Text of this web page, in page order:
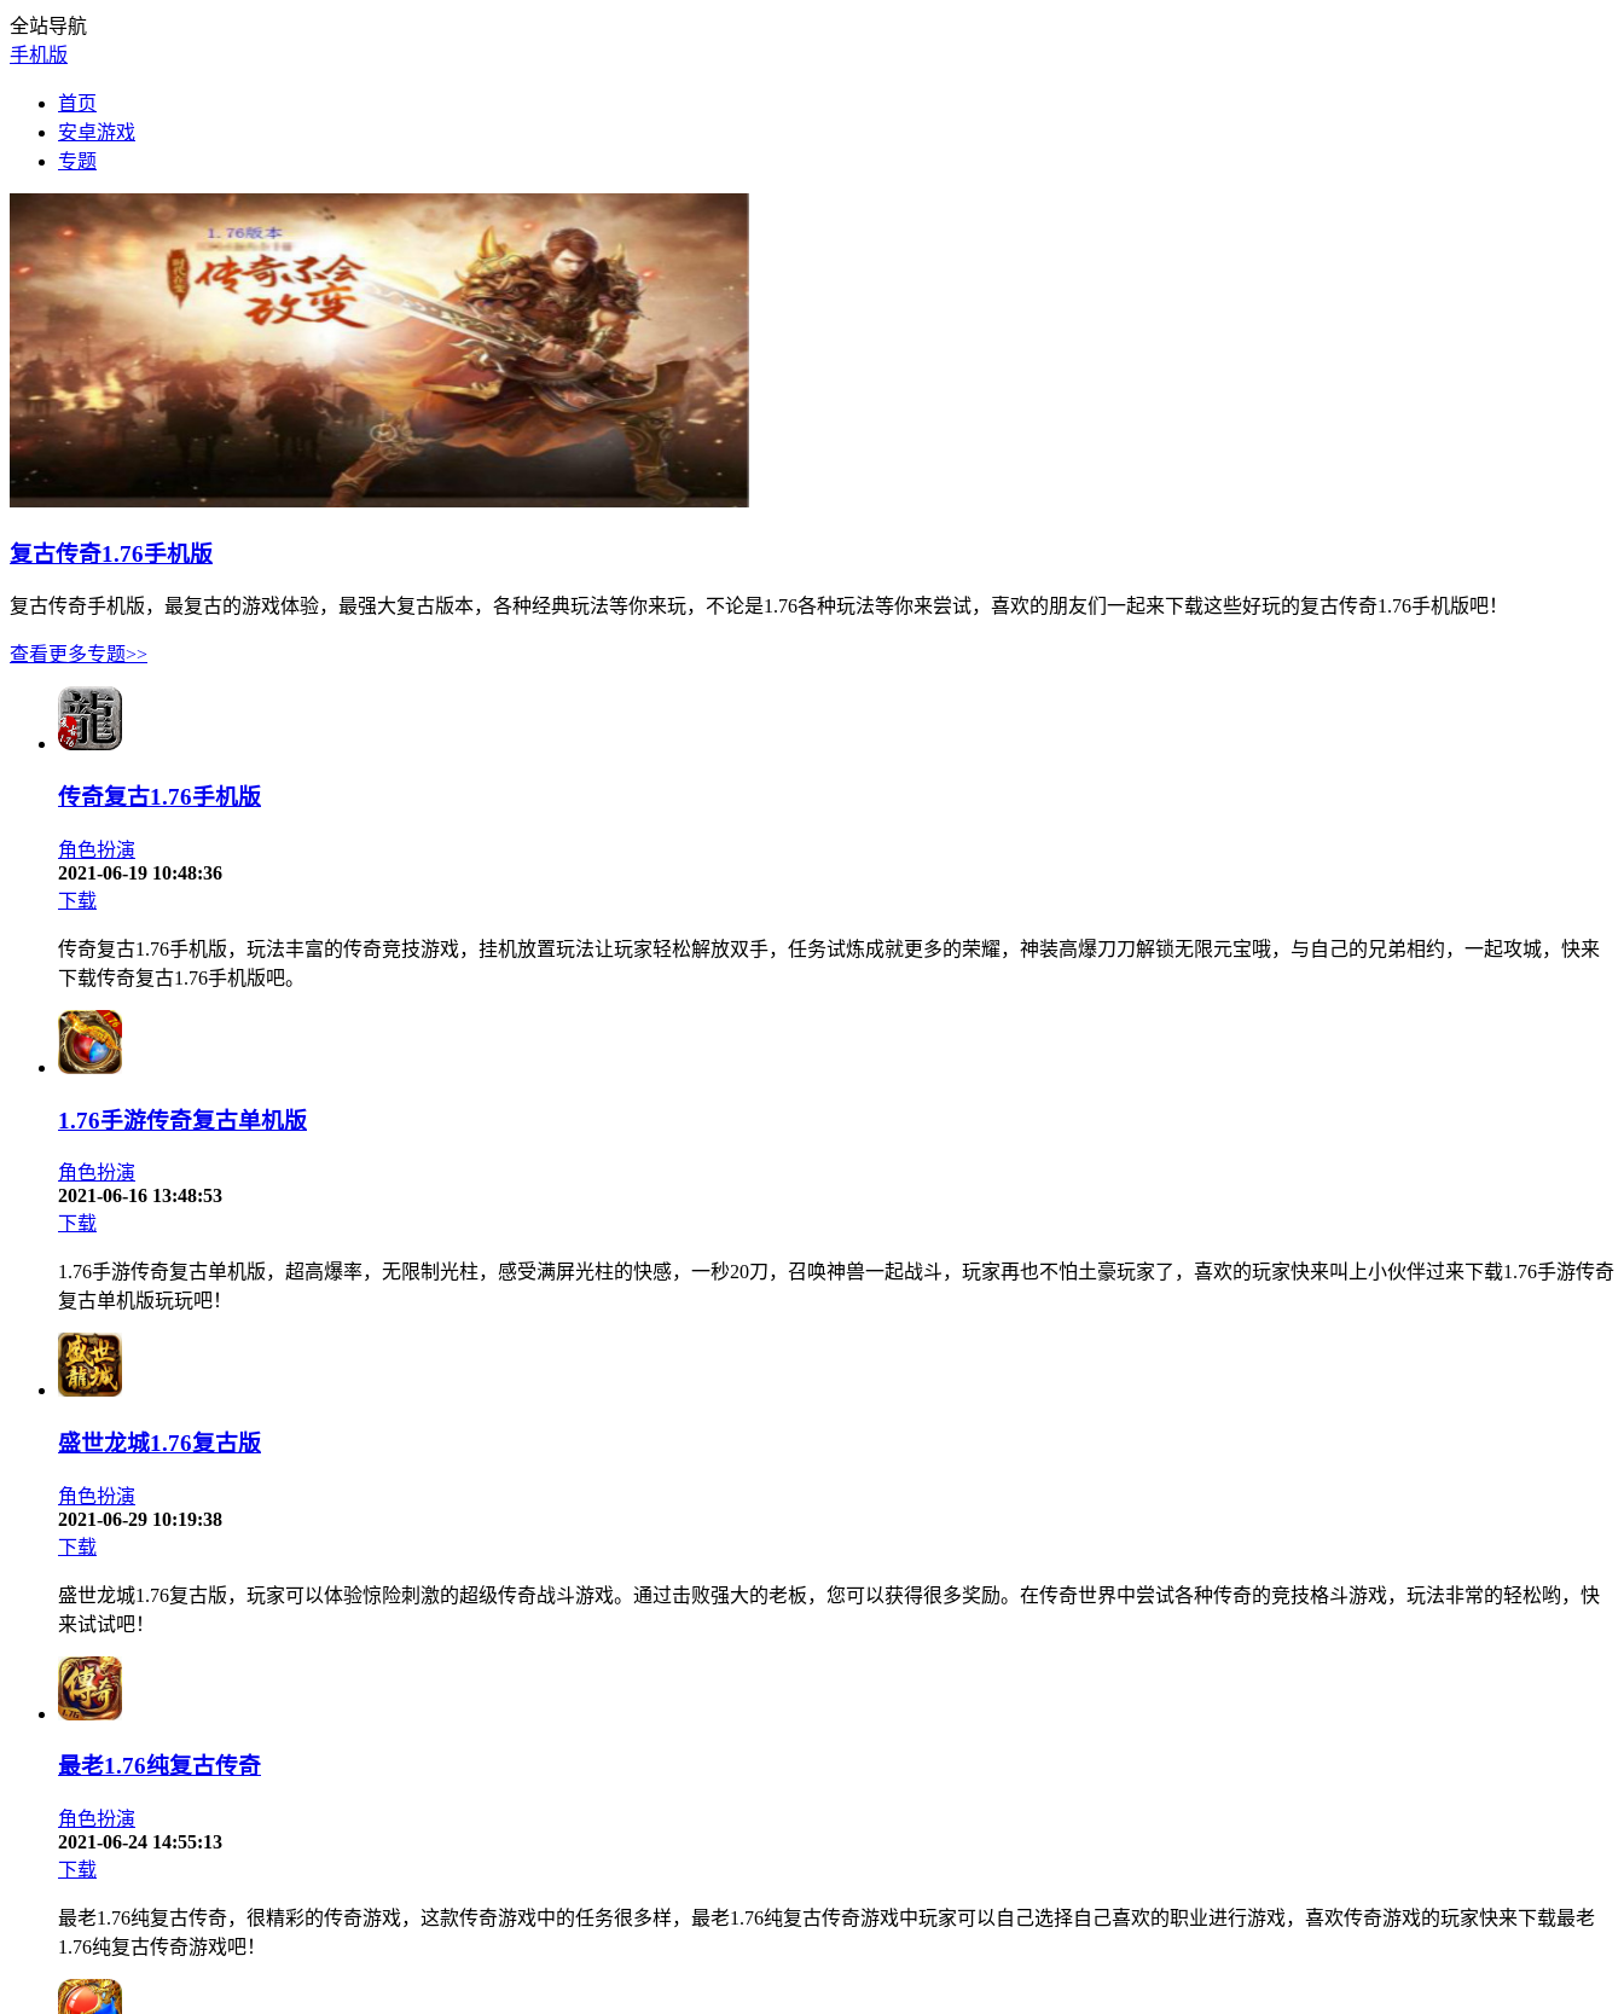
全站导航
手机版
首页
安卓游戏
专题
复古传奇1.76手机版
复古传奇手机版，最复古的游戏体验，最强大复古版本，各种经典玩法等你来玩，不论是1.76各种玩法等你来尝试，喜欢的朋友们一起来下载这些好玩的复古传奇1.76手机版吧！
查看更多专题>>
传奇复古1.76手机版
角色扮演
2021-06-19 10:48:36
下载
传奇复古1.76手机版，玩法丰富的传奇竞技游戏，挂机放置玩法让玩家轻松解放双手，任务试炼成就更多的荣耀，神装高爆刀刀解锁无限元宝哦，与自己的兄弟相约，一起攻城，快来
下载传奇复古1.76手机版吧。
1.76手游传奇复古单机版
角色扮演
2021-06-16 13:48:53
下载
1.76手游传奇复古单机版，超高爆率，无限制光柱，感受满屏光柱的快感，一秒20刀，召唤神兽一起战斗，玩家再也不怕土豪玩家了，喜欢的玩家快来叫上小伙伴过来下载1.76手游传奇
复古单机版玩玩吧！
盛世龙城1.76复古版
角色扮演
2021-06-29 10:19:38
下载
盛世龙城1.76复古版，玩家可以体验惊险刺激的超级传奇战斗游戏。通过击败强大的老板，您可以获得很多奖励。在传奇世界中尝试各种传奇的竞技格斗游戏，玩法非常的轻松哟，快
来试试吧！
最老1.76纯复古传奇
角色扮演
2021-06-24 14:55:13
下载
最老1.76纯复古传奇，很精彩的传奇游戏，这款传奇游戏中的任务很多样，最老1.76纯复古传奇游戏中玩家可以自己选择自己喜欢的职业进行游戏，喜欢传奇游戏的玩家快来下载最老
1.76纯复古传奇游戏吧！